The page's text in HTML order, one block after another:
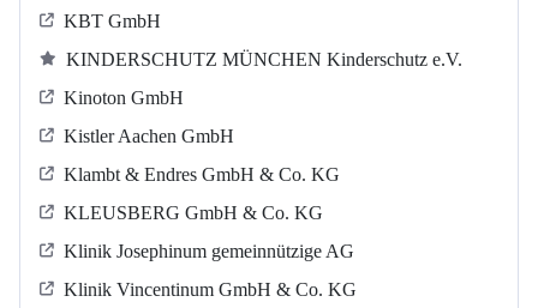
KBT GmbH
KINDERSCHUTZ MÜNCHEN Kinderschutz e.V.
Kinoton GmbH
Kistler Aachen GmbH
Klambt & Endres GmbH & Co. KG
KLEUSBERG GmbH & Co. KG
Klinik Josephinum gemeinnützige AG
Klinik Vincentinum GmbH & Co. KG